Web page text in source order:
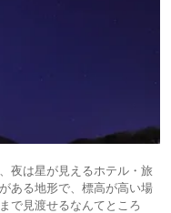
夜は星が見えるホテル・旅
ある地形で、標高が高い場
で見渡せるなんてところ